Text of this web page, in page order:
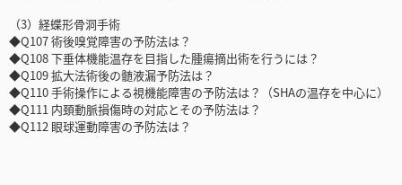
（3）経蝶形骨洞手術
◆Q107 術後嗅覚障害の予防法は？
◆Q108 下垂体機能温存を目指した腫瘍摘出術を行うには？
◆Q109 拡大法術後の髄液漏予防法は？
◆Q110 手術操作による視機能障害の予防法は？（SHAの温存を中心に）
◆Q111 内頚動脈損傷時の対応とその予防法は？
◆Q112 眼球運動障害の予防法は？